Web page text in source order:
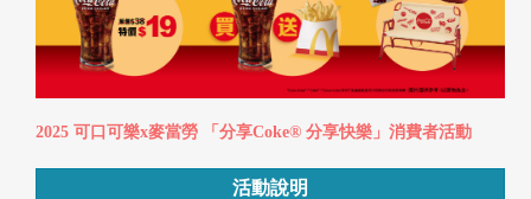
2025 可口可樂x麥當勞 「分享Coke® 分享快樂」消費者活動
活動說明